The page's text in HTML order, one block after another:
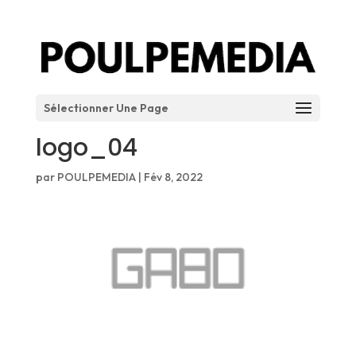
Sélectionner Une Page
logo_04
par POULPEMEDIA| Fév 8, 2022